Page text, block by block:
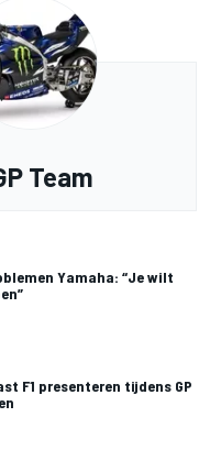
Team
Yamaha: “Je wilt
F1 presenteren tijdens GP